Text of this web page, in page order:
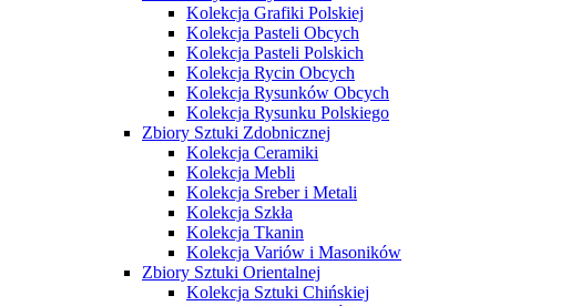
Kolekcja Grafiki Polskiej
Kolekcja Pasteli Obcych
Kolekcja Pasteli Polskich
Kolekcja Rycin Obcych
Kolekcja Rysunków Obcych
Kolekcja Rysunku Polskiego
Zbiory Sztuki Zdobnicznej
Kolekcja Ceramiki
Kolekcja Mebli
Kolekcja Sreber i Metali
Kolekcja Szkła
Kolekcja Tkanin
Kolekcja Variów i Masoników
Zbiory Sztuki Orientalnej
Kolekcja Sztuki Chińskiej